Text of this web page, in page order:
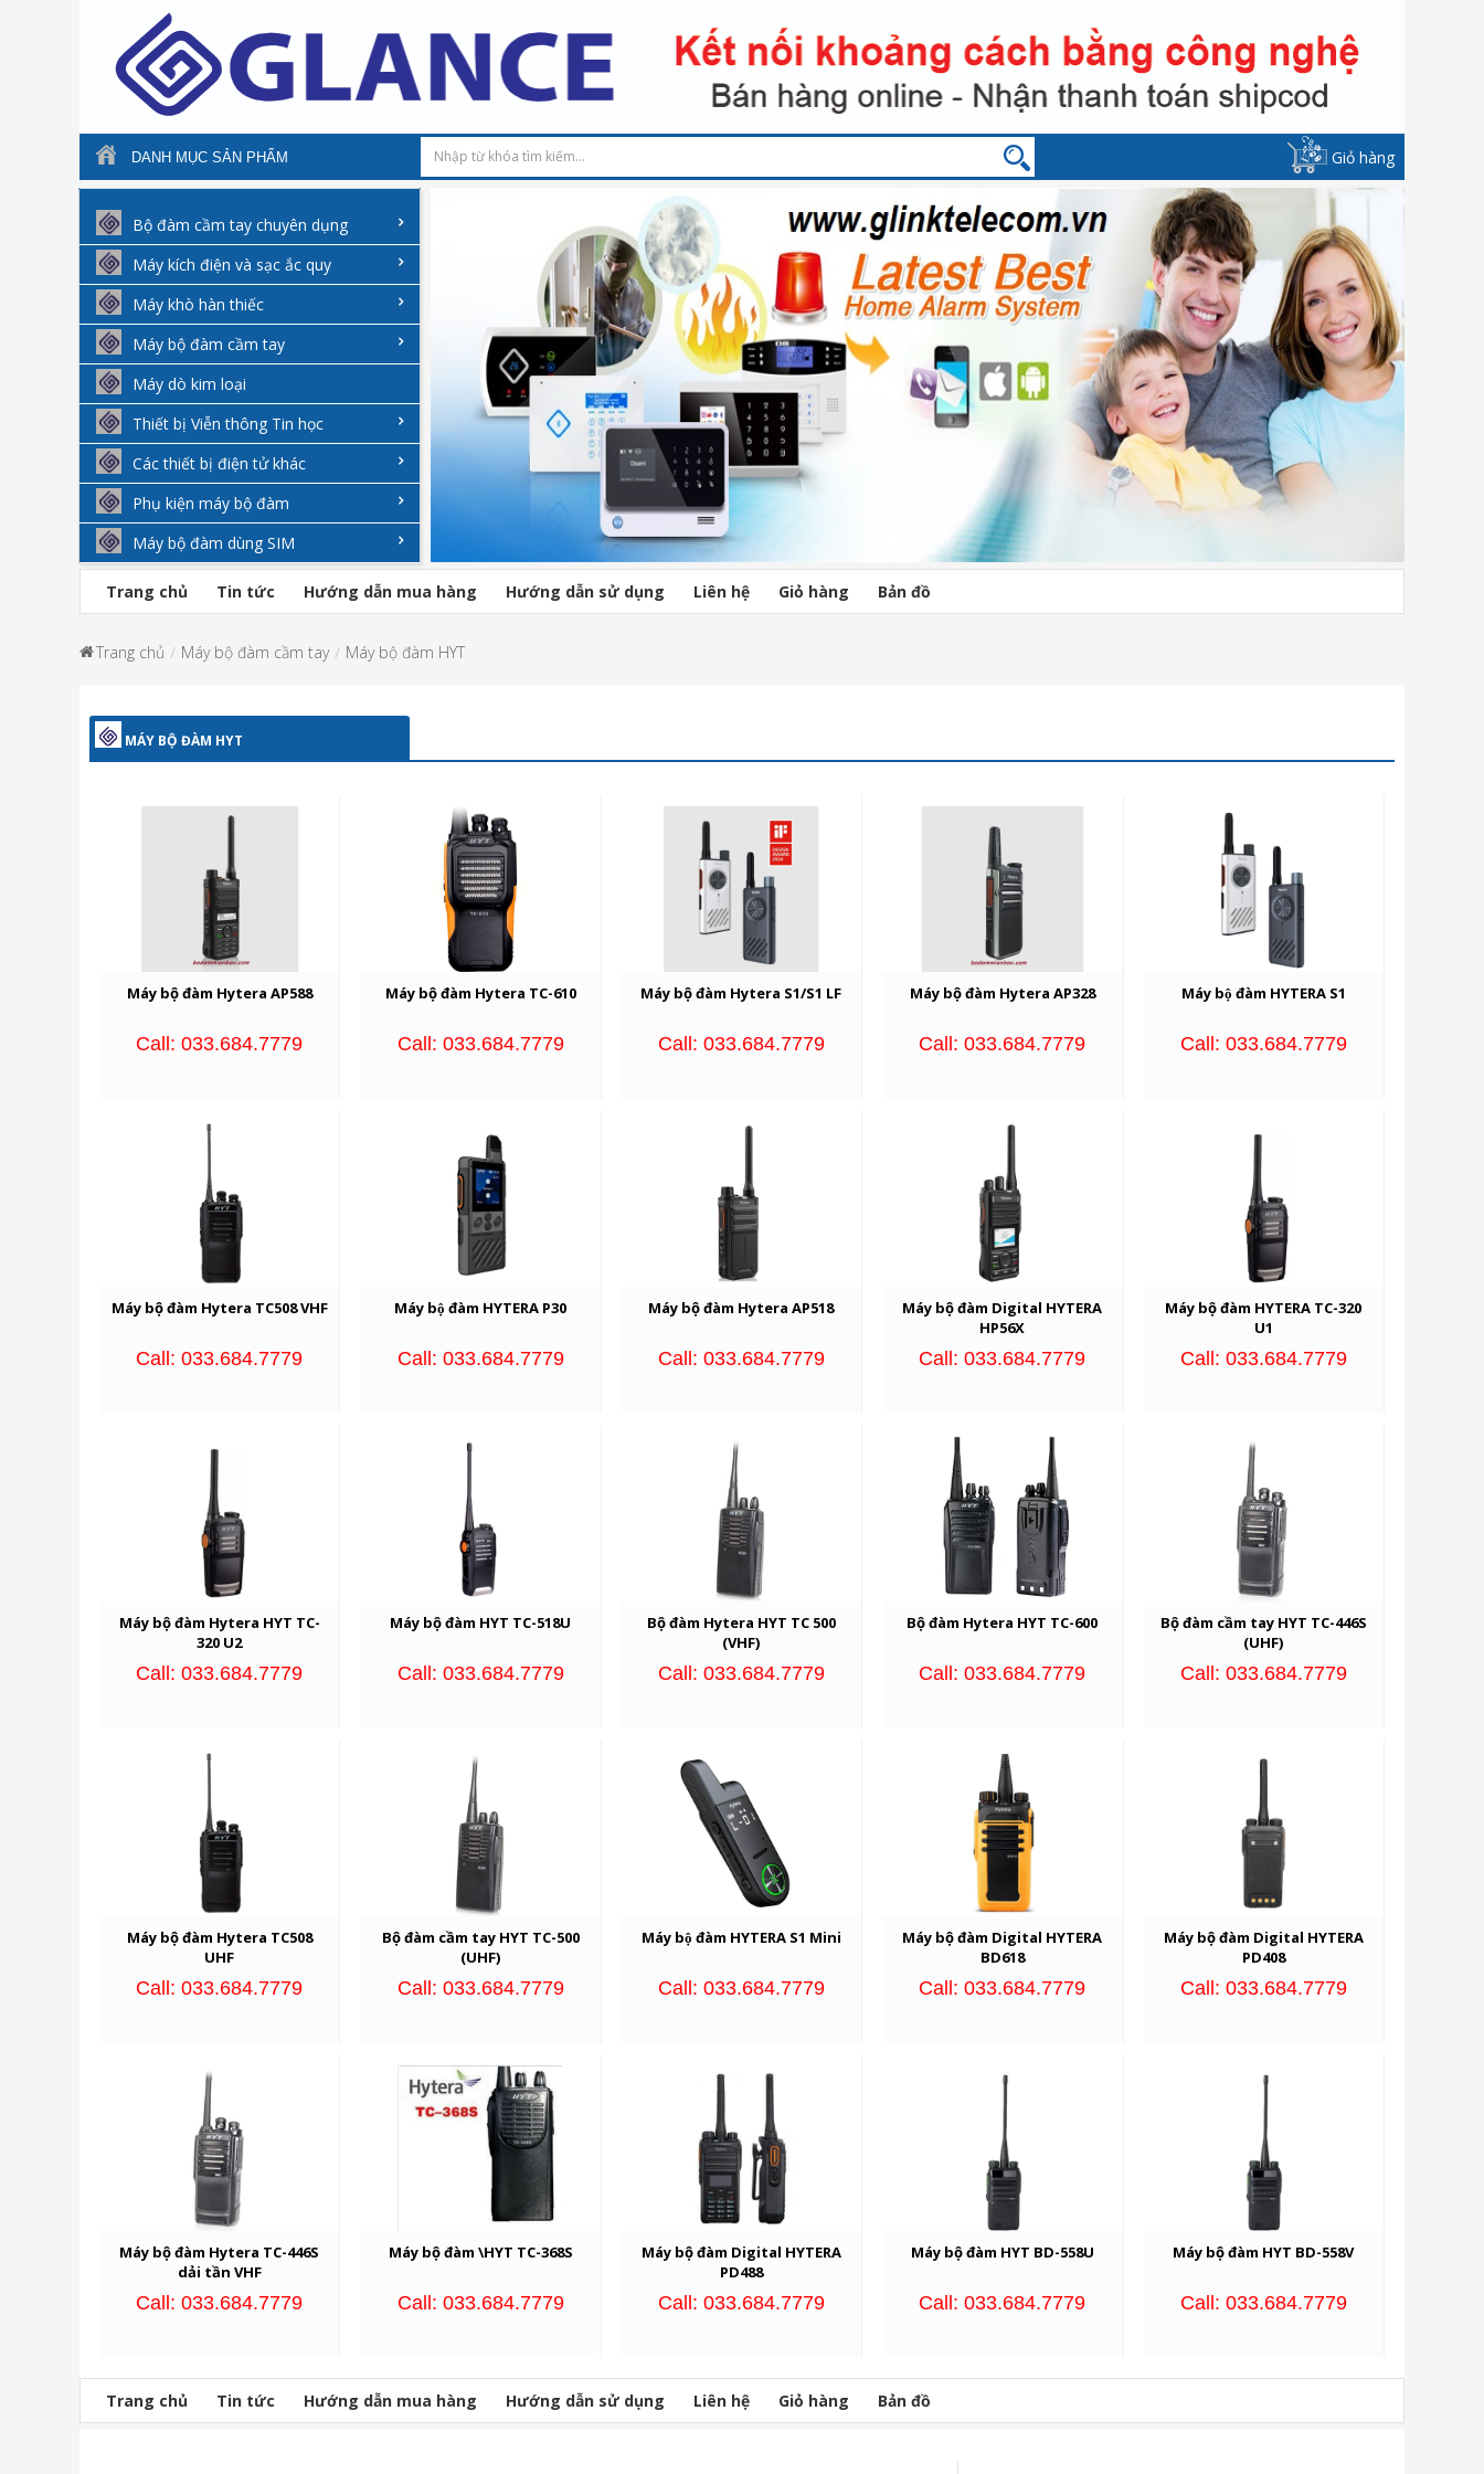
DANH MỤC SẢN PHẨM Giỏ hàng
Bộ đàm cầm tay chuyên dụng
Máy kích điện và sạc ắc quy
Máy khò hàn thiếc
Máy bộ đàm cầm tay
Máy dò kim loại
Thiết bị Viễn thông Tin học
Các thiết bị điện tử khác
Phụ kiện máy bộ đàm
Máy bộ đàm dùng SIM
Trang chủ Tin tức Hướng dẫn mua hàng Hướng dẫn sử dụng Liên hệ Giỏ hàng Bản đồ
Trang chủ Máy bộ đàm cầm tay Máy bộ đàm HYT
MÁY BỘ ĐÀM HYT
Máy bộ đàm Hytera AP588
Call: 033.684.7779
Máy bộ đàm Hytera TC-610
Call: 033.684.7779
Máy bộ đàm Hytera S1/S1 LF
Call: 033.684.7779
Máy bộ đàm Hytera AP328
Call: 033.684.7779
Máy bộ đàm HYTERA S1
Call: 033.684.7779
Máy bộ đàm Hytera TC508 VHF
Call: 033.684.7779
Máy bộ đàm HYTERA P30
Call: 033.684.7779
Máy bộ đàm Hytera AP518
Call: 033.684.7779
Máy bộ đàm Digital HYTERA
HP56X
Call: 033.684.7779
Máy bộ đàm HYTERA TC-320
U1
Call: 033.684.7779
Máy bộ đàm Hytera HYT TC-
320 U2
Call: 033.684.7779
Máy bộ đàm HYT TC-518U
Call: 033.684.7779
Bộ đàm Hytera HYT TC 500
(VHF)
Call: 033.684.7779
Bộ đàm Hytera HYT TC-600
Call: 033.684.7779
Bộ đàm cầm tay HYT TC-446S
(UHF)
Call: 033.684.7779
Máy bộ đàm Hytera TC508
UHF
Call: 033.684.7779
Bộ đàm cầm tay HYT TC-500
(UHF)
Call: 033.684.7779
Máy bộ đàm HYTERA S1 Mini
Call: 033.684.7779
Máy bộ đàm Digital HYTERA
BD618
Call: 033.684.7779
Máy bộ đàm Digital HYTERA
PD408
Call: 033.684.7779
Máy bộ đàm Hytera TC-446S
dải tần VHF
Call: 033.684.7779
Máy bộ đàm \HYT TC-368S
Call: 033.684.7779
Máy bộ đàm Digital HYTERA
PD488
Call: 033.684.7779
Máy bộ đàm HYT BD-558U
Call: 033.684.7779
Máy bộ đàm HYT BD-558V
Call: 033.684.7779
Trang chủ Tin tức Hướng dẫn mua hàng Hướng dẫn sử dụng Liên hệ Giỏ hàng Bản đồ